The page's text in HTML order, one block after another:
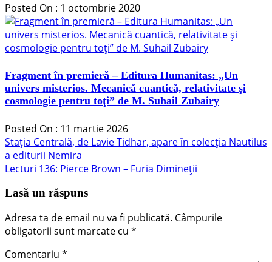
Posted On : 1 octombrie 2020
Fragment în premieră – Editura Humanitas: „Un
univers misterios. Mecanică cuantică, relativitate şi
cosmologie pentru toţi” de M. Suhail Zubairy
Posted On : 11 martie 2026
Navigare
în
articole
Articolul
anterior:
Stația Centrală, de Lavie Tidhar, apare în colecția Nautilus
a editurii Nemira
Articolul
Lecturi 136: Pierce Brown – Furia Dimineții
Lasă un răspuns
Adresa ta de email nu va fi publicată. Câmpurile
obligatorii sunt marcate cu *
Comentariu *